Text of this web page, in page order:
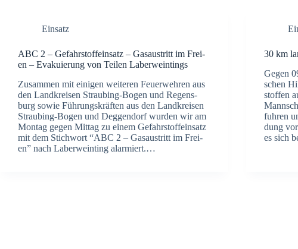
Einsatz
ABC 2 – Gefahr­stoff­ein­satz – Gas­aus­tritt im Frei­
en – Eva­ku­ie­rung von Tei­len Laber­wein­tings
Zusam­men mit eini­gen wei­te­ren Feu­er­weh­ren aus
den Land­krei­sen Strau­­bing-Bogen und Regens­
burg sowie Füh­rungs­kräf­ten aus den Land­krei­sen
Strau­­bing-Bogen und Deg­gen­dorf wur­den wir am
Mon­tag gegen Mit­tag zu einem Gefahr­stoff­ein­satz
mit dem Stich­wort “ABC 2 – Gas­aus­tritt im Frei­
en” nach Laber­wein­ting alar­miert.…
30 km
Gegen
schen
stof­fen
fuh­ren
dung
es sich